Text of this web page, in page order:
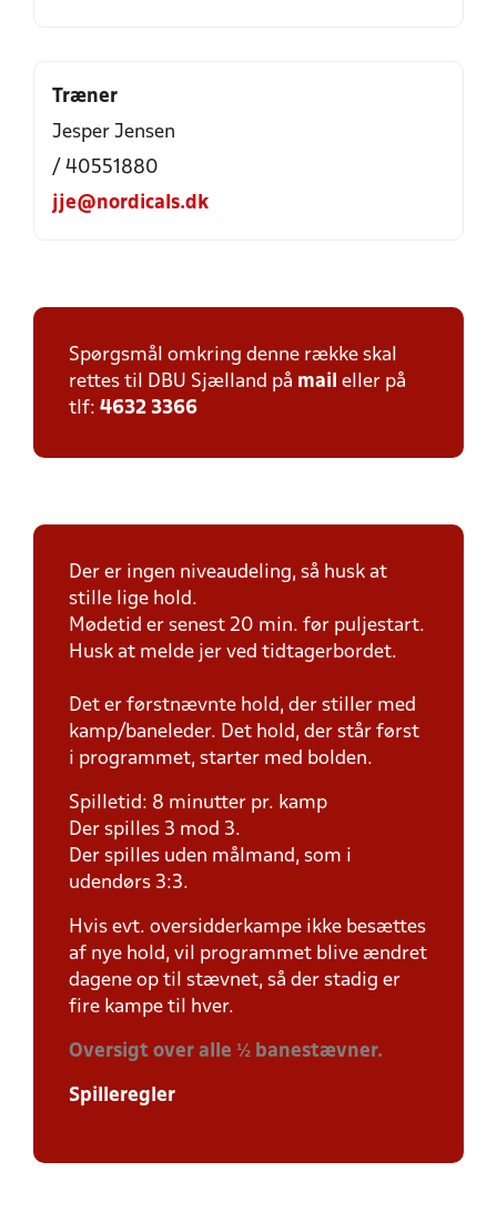
Træner
Jesper Jensen
/ 40551880
jje@nordicals.dk
Spørgsmål omkring denne række skal
rettes til DBU Sjælland på mail eller på
tlf: 4632 3366
Der er ingen niveaudeling, så husk at
stille lige hold.
Mødetid er senest 20 min. før puljestart.
Husk at melde jer ved tidtagerbordet.
Det er førstnævnte hold, der stiller med
kamp/baneleder. Det hold, der står først
i programmet, starter med bolden.
Spilletid: 8 minutter pr. kamp
Der spilles 3 mod 3.
Der spilles uden målmand, som i
udendørs 3:3.
Hvis evt. oversidderkampe ikke besættes
af nye hold, vil programmet blive ændret
dagene op til stævnet, så der stadig er
fire kampe til hver.
Oversigt over alle ½ banestævner.
Spilleregler